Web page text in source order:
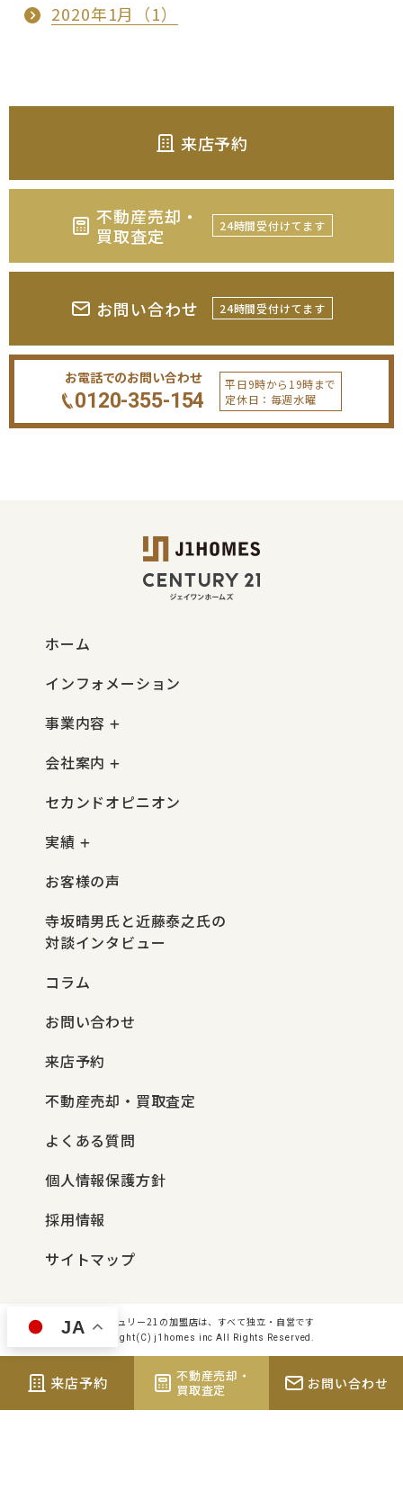
2020年1月（1）
来店予約
不動産売却・
買取査定
24時間受付けてます
お問い合わせ 24時間受付けてます
お電話でのお問い合わせ
0120-355-154
平日9時から19時まで
定休日：毎週水曜
ホーム
インフォメーション
事業内容
会社案内
セカンドオピニオン
実績
お客様の声
寺坂晴男氏と近藤泰之氏の
対談インタビュー
コラム
お問い合わせ
来店予約
不動産売却・買取査定
よくある質問
個人情報保護方針
採用情報
サイトマップ
センチュリー21の加盟店は、すべて独立・自営です
Copyright(C) j1homes inc All Rights Reserved.
来店予約
不動産売却・
買取査定
お問い合わせ
JA